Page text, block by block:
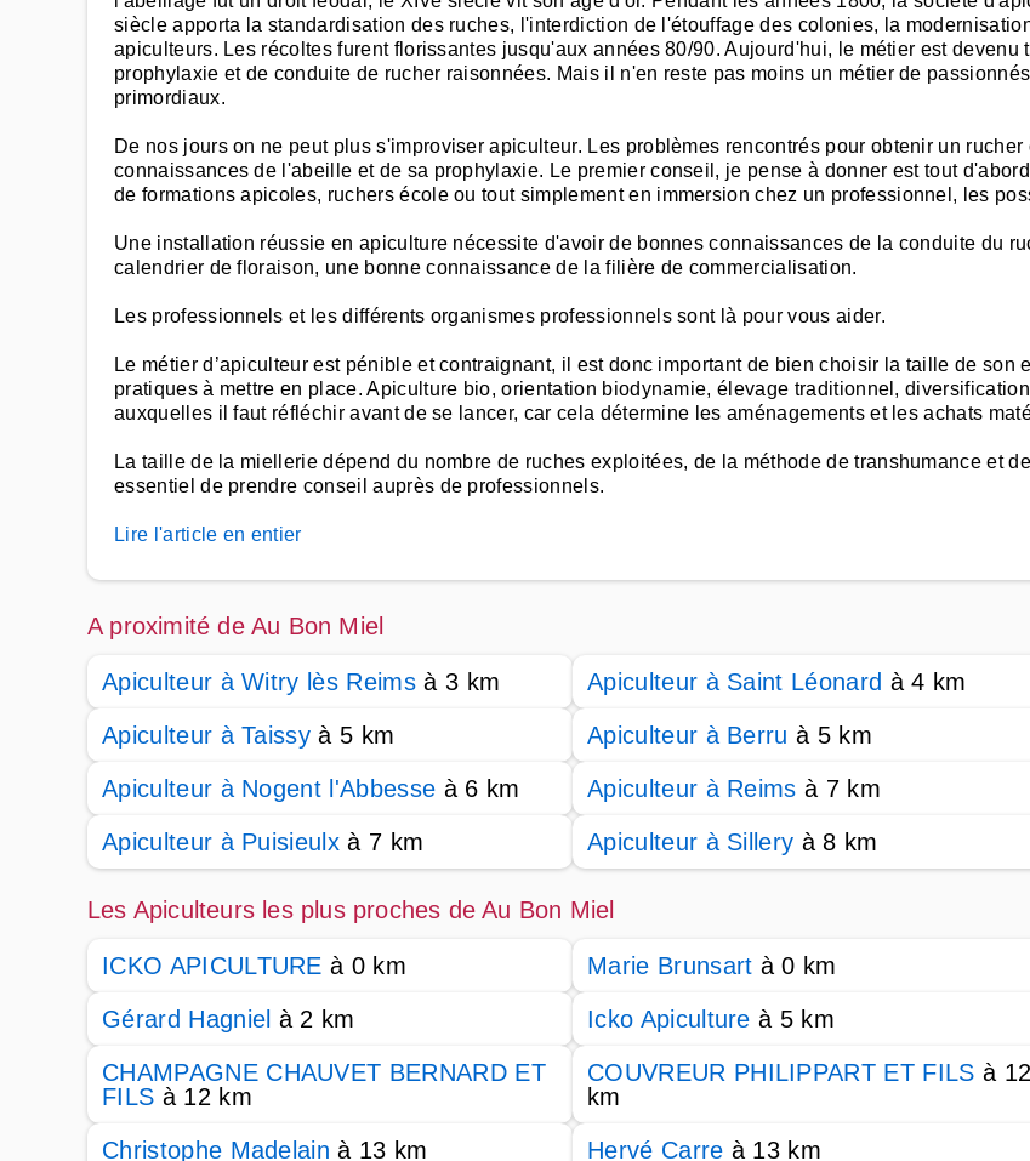
siècle apporta la standardisation des ruches, l'interdiction de l'étouffage des colonies, la
apiculteurs. Les récoltes furent florissantes jusqu'aux années 80/90. Aujourd'hui, le métier est
prophylaxie et de conduite de rucher raisonnées. Mais il n'en reste pas moins un métier de
primordiaux.
De nos jours on ne peut plus s'improviser apiculteur. Les problèmes rencontrés pour obtenir un
connaissances de l'abeille et de sa prophylaxie. Le premier conseil, je pense à donner est tout
de formations apicoles, ruchers école ou tout simplement en immersion chez un professionnel, les
Une installation réussie en apiculture nécessite d'avoir de bonnes connaissances de la conduite du
calendrier de floraison, une bonne connaissance de la filière de commercialisation.
Les professionnels et les différents organismes professionnels sont là pour vous aider.
Le métier d’apiculteur est pénible et contraignant, il est donc important de bien choisir la taille de
pratiques à mettre en place. Apiculture bio, orientation biodynamie, élevage traditionnel,
auxquelles il faut réfléchir avant de se lancer, car cela détermine les aménagements et les achats
La taille de la miellerie dépend du nombre de ruches exploitées, de la méthode de transhumance et
essentiel de prendre conseil auprès de professionnels.
Lire l'article en entier
A proximité de Au Bon Miel
Apiculteur à Witry lès Reimsà 3 km Apiculteur à Saint Léonard à 4 km
Apiculteur à Taissy à 5 km Apiculteur à Berru à 5 km
Apiculteur à Nogent l'Abbesse à 6 km Apiculteur à Reims à 7 km
Apiculteur à Puisieulx à 7 km Apiculteur à Sillery à 8 km
Les Apiculteurs les plus proches de Au Bon Miel
ICKO APICULTURE à 0 km Marie Brunsart à 0 km
Gérard Hagniel à 2 km Icko Apiculture à 5 km
CHAMPAGNE CHAUVET BERNARD ET
FILS à 12 km
COUVREUR PHILIPPART ET FILS à 12
km
Christophe Madelain à 13 km Hervé Carre à 13 km